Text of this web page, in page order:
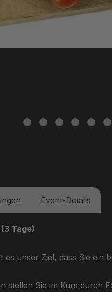
Event-Details
Tage)
es unser Ziel, dass Sie
stellen Sie im Kurs durch